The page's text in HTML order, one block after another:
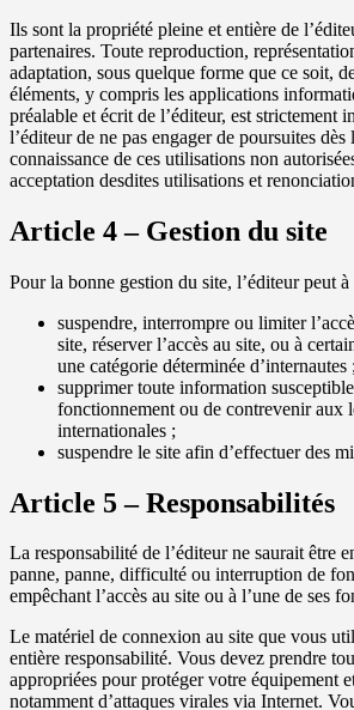
Ils sont la propriété pleine et entière de
partenaires. Toute reproduction,
adaptation, sous quelque forme que ce soit,
éléments, y compris les applications
préalable et écrit de l’éditeur, est strictement
l’éditeur de ne pas engager de poursuites dès
connaissance de ces utilisations non
acceptation desdites utilisations et
Article 4 – Gestion du site
Pour la bonne gestion du site, l’éditeur peut
suspendre, interrompre ou limiter
site, réserver l’accès au site, ou à
une catégorie déterminée d’internautes ;
supprimer toute information
fonctionnement ou de contrevenir aux
internationales ;
suspendre le site afin d’effectuer des
Article 5 – Responsabilités
La responsabilité de l’éditeur ne saurait être
panne, panne, difficulté ou interruption de
empêchant l’accès au site ou à l’une de ses
Le matériel de connexion au site que vous
entière responsabilité. Vous devez prendre
appropriées pour protéger votre équipement
notamment d’attaques virales via Internet.